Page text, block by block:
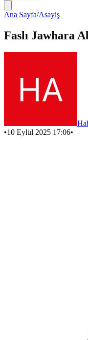
Ana Sayfa/Asayiş
Faslı Jawhara
•10 Eylül 2025 17:06•